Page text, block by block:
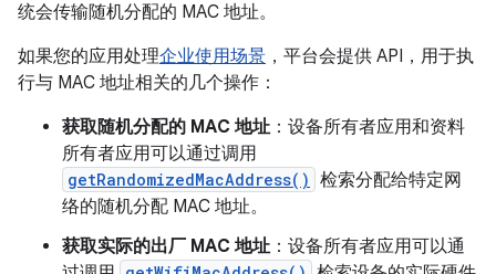
统会传输随机分配的 MAC 地址。
如果您的应用处理企业使用场景 ，平台会提供 API，用于执
行与 MAC 地址相关的几个操作：
获取随机分配的 MAC 地址：设备所有者应用和资料
所有者应用可以通过调用
getRandomizedMacAddress() 检索分配给特定网
络的随机分配 MAC 地址。
获取实际的出厂 MAC 地址：设备所有者应用可以通